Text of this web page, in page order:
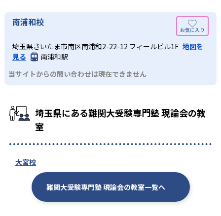
南浦和校
埼玉県さいたま市南区南浦和2-22-12 フィールビル1F 地図を
見る
南浦和駅
当サイトからの問い合わせは現在できません
埼玉県にある難関大受験専門塾 現論会の教
室
大宮校
難関大受験専門塾 現論会の教室一覧へ